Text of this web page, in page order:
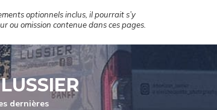
optionnels inclus, il pourrait s’y
ou omission contenue dans ces pages.
dernières